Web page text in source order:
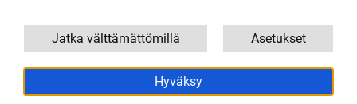
Hyväksy
Asetukset
Jatka välttämättömillä